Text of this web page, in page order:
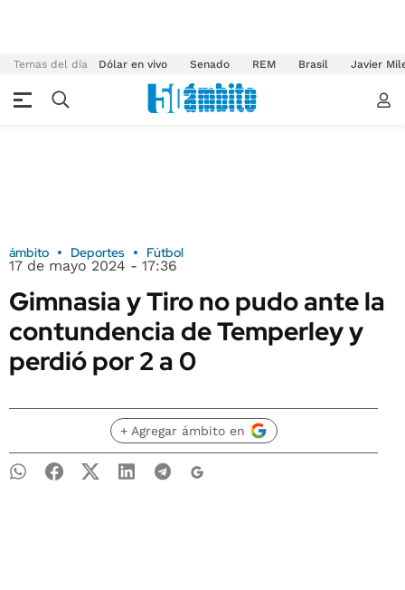
Temas del día Dólar en vivo Senado REM Brasil Javier
ámbito Deportes Fútbol
17 de mayo 2024 - 17:36
Gimnasia y Tiro no pudo ante la
contundencia de Temperley y
perdió por 2 a 0
+ Agregar ámbito en